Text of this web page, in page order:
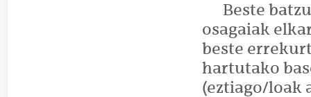
Beste
osagaiak
beste
hartutako
(eztiago/loak